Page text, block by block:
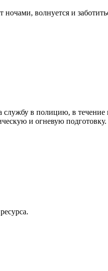
ночами, волнуется и
службу в полицию, в
и огневую подготовку.